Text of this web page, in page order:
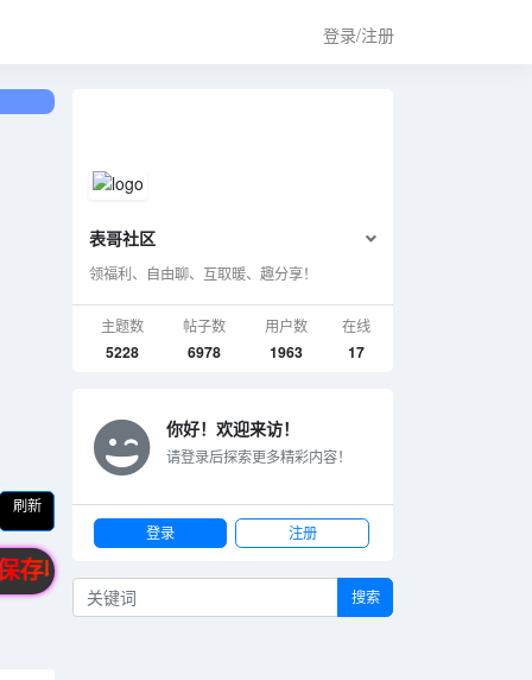
登录/注册
刷新
藏永不迷路。
表哥社区
领福利、自由聊、互取暖、趣分享！
主题数
5228
帖子数
6978
用户数
1963
在线
17
你好！欢迎来访！
请登录后探索更多精彩内容！
登录 注册
搜索